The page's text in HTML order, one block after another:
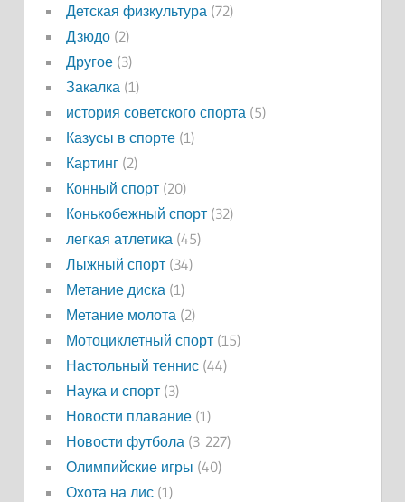
Детская физкультура (72)
Дзюдо(2)
Другое(3)
Закалка (1)
история советского спорта (5)
Казусы в спорте(1)
Картинг(2)
Конный спорт(20)
Конькобежный спорт(32)
легкая атлетика (45)
Лыжный спорт(34)
Метание диска (1)
Метание молота (2)
Мотоциклетный спорт(15)
Настольный теннис(44)
Наука и спорт(3)
Новости плавание(1)
Новости футбола (3 227)
Олимпийские игры (40)
Охота на лис(1)